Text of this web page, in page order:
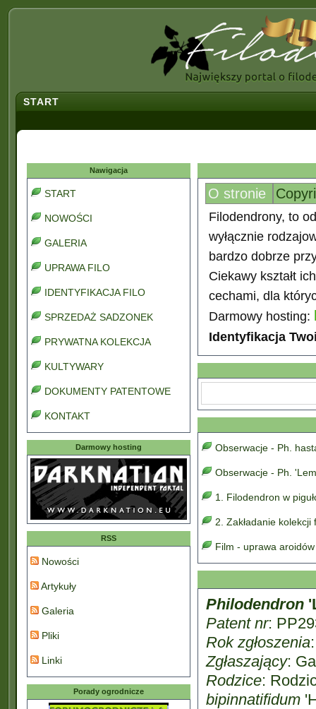
START
Nawigacja
START
NOWOŚCI
GALERIA
UPRAWA FILO
IDENTYFIKACJA FILO
SPRZEDAŻ SADZONEK
PRYWATNA KOLEKCJA
KULTYWARY
DOKUMENTY PATENTOWE
KONTAKT
Darmowy hosting
RSS
Nowości
Artykuły
Galeria
Pliki
Linki
Porady ogrodnicze
O stronie
Filodendrony, to
wyłącznie
bardzo dobrze
Ciekawy kształt
cechami, dla
Darmowy hosting:
Identyfikacja
Obserwacje - Ph.
Obserwacje - Ph.
1. Filodendron w
2. Zakładanie
Film - uprawa
Philodendron
Patent nr:
Rok zgłoszenia
Zgłaszający:
Rodzice:
bipinnatifidum